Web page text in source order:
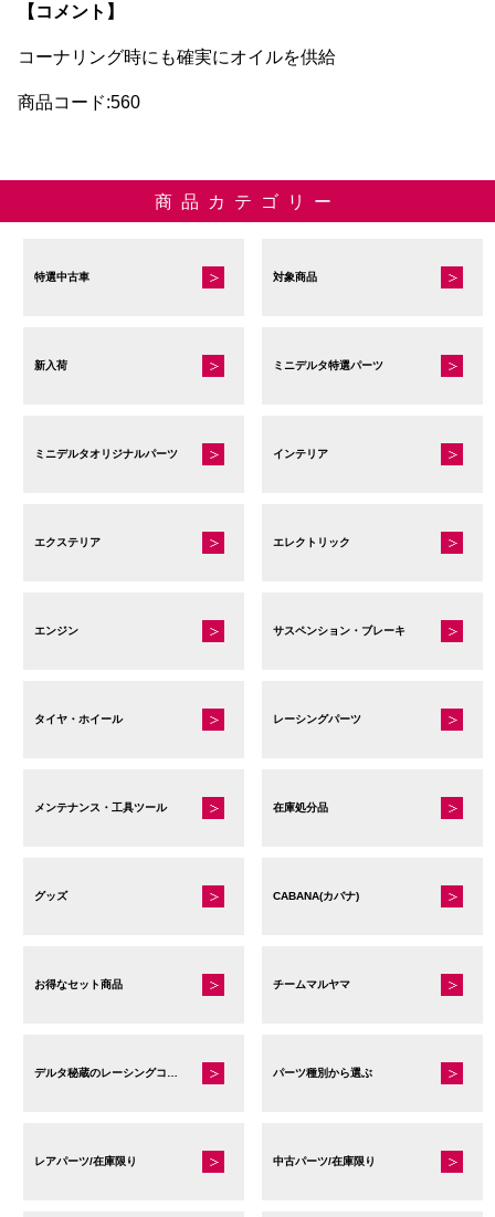
【コメント】
コーナリング時にも確実にオイルを供給
商品コード:560
商品カテゴリー
特選中古車 対象商品
新入荷 ミニデルタ特選パーツ
ミニデルタオリジナルパーツ インテリア
エクステリア エレクトリック
エンジン サスペンション・ブレーキ
タイヤ・ホイール レーシングパーツ
メンテナンス・工具ツール 在庫処分品
グッズ CABANA(カバナ)
お得なセット商品 チームマルヤマ
パーツ種別から選ぶ
レアパーツ/在庫限り 中古パーツ/在庫限り